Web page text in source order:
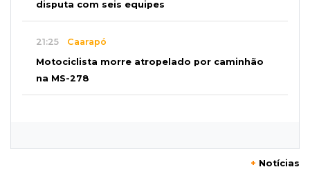
disputa com seis equipes
21:25 Caarapó
Motociclista morre atropelado por caminhão
na MS-278
conquista o estadual sub-13
+ Notícias